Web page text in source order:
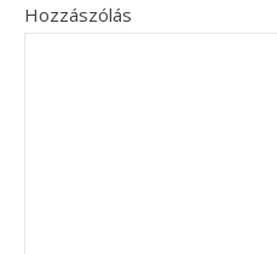
Hozzászólás